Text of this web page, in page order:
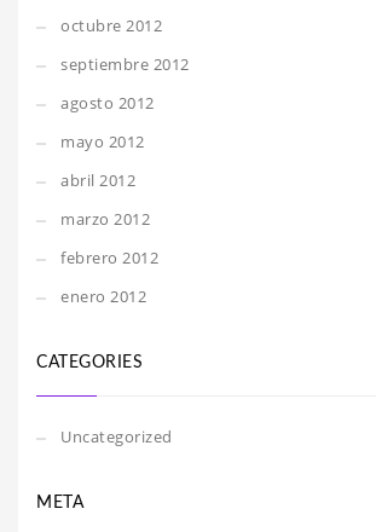
octubre 2012
septiembre 2012
agosto 2012
mayo 2012
abril 2012
marzo 2012
febrero 2012
enero 2012
CATEGORIES
Uncategorized
META